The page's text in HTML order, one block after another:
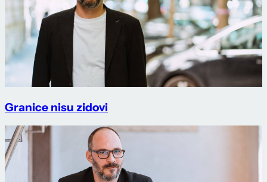
Granice nisu zidovi